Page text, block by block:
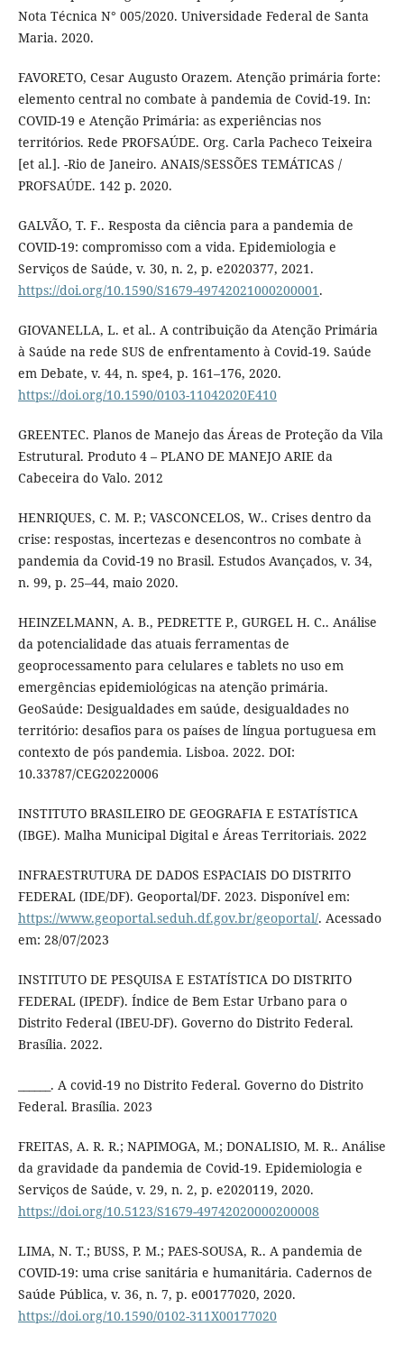
Nota Técnica N° 005/2020. Universidade Federal de Santa
Maria. 2020.
FAVORETO, Cesar Augusto Orazem. Atenção primária forte:
elemento central no combate à pandemia de Covid-19. In:
COVID-19 e Atenção Primária: as experiências nos
territórios. Rede PROFSAÚDE. Org. Carla Pacheco Teixeira
[et al.]. -Rio de Janeiro. ANAIS/SESSÕES TEMÁTICAS /
PROFSAÚDE. 142 p. 2020.
GALVÃO, T. F.. Resposta da ciência para a pandemia de
COVID-19: compromisso com a vida. Epidemiologia e
Serviços de Saúde, v. 30, n. 2, p. e2020377, 2021.
https://doi.org/10.1590/S1679-49742021000200001.
GIOVANELLA, L. et al.. A contribuição da Atenção Primária
à Saúde na rede SUS de enfrentamento à Covid-19. Saúde
em Debate, v. 44, n. spe4, p. 161–176, 2020.
https://doi.org/10.1590/0103-11042020E410
GREENTEC. Planos de Manejo das Áreas de Proteção da Vila
Estrutural. Produto 4 – PLANO DE MANEJO ARIE da
Cabeceira do Valo. 2012
HENRIQUES, C. M. P.; VASCONCELOS, W.. Crises dentro da
crise: respostas, incertezas e desencontros no combate à
pandemia da Covid-19 no Brasil. Estudos Avançados, v. 34,
n. 99, p. 25–44, maio 2020.
HEINZELMANN, A. B., PEDRETTE P., GURGEL H. C.. Análise
da potencialidade das atuais ferramentas de
geoprocessamento para celulares e tablets no uso em
emergências epidemiológicas na atenção primária.
GeoSaúde: Desigualdades em saúde, desigualdades no
território: desafios para os países de língua portuguesa em
contexto de pós pandemia. Lisboa. 2022. DOI:
10.33787/CEG20220006
INSTITUTO BRASILEIRO DE GEOGRAFIA E ESTATÍSTICA
(IBGE). Malha Municipal Digital e Áreas Territoriais. 2022
INFRAESTRUTURA DE DADOS ESPACIAIS DO DISTRITO
FEDERAL (IDE/DF). Geoportal/DF. 2023. Disponível em:
https://www.geoportal.seduh.df.gov.br/geoportal/. Acessado
em: 28/07/2023
INSTITUTO DE PESQUISA E ESTATÍSTICA DO DISTRITO
FEDERAL (IPEDF). Índice de Bem Estar Urbano para o
Distrito Federal (IBEU-DF). Governo do Distrito Federal.
Brasília. 2022.
______. A covid-19 no Distrito Federal. Governo do Distrito
Federal. Brasília. 2023
FREITAS, A. R. R.; NAPIMOGA, M.; DONALISIO, M. R.. Análise
da gravidade da pandemia de Covid-19. Epidemiologia e
Serviços de Saúde, v. 29, n. 2, p. e2020119, 2020.
https://doi.org/10.5123/S1679-49742020000200008
LIMA, N. T.; BUSS, P. M.; PAES-SOUSA, R.. A pandemia de
COVID-19: uma crise sanitária e humanitária. Cadernos de
Saúde Pública, v. 36, n. 7, p. e00177020, 2020.
https://doi.org/10.1590/0102-311X00177020